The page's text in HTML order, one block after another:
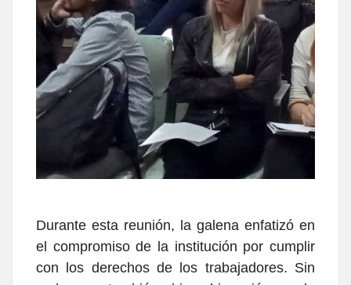
Durante esta reunión, la galena enfatizó en
el compromiso de la institución por cumplir
con los derechos de los trabajadores. Sin